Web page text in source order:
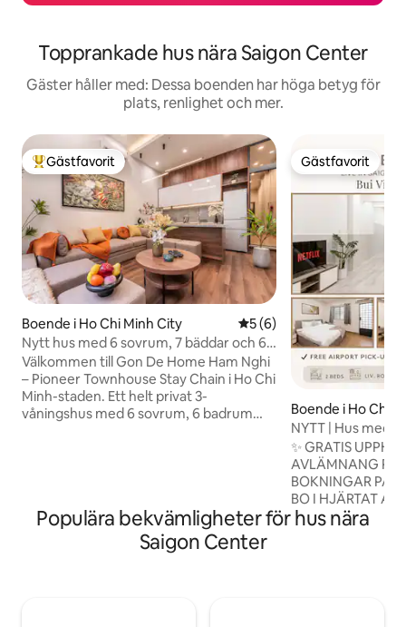
Topprankade hus nära Saigon Center
Gäster håller med: Dessa boenden har höga betyg för
plats, renlighet och mer.
Populär gästfavorit
Gästfavorit
Boende i Ho Chi Minh City 5 av 5 i genomsnittligt
5 (6)
Nytt hus med 6 sovrum, 7 bäddar och 6
toaletter nära Bitexco, Ben Thanh
Välkommen till Gon De Home Ham Nghi
– Pioneer Townhouse Stay Chain i Ho Chi
Minh-staden. Ett helt privat 3-
våningshus med 6 sovrum, 6 badrum
bara 6 minuter bort med bil. 🏡 Privat
tvättstuga inomhus (tvättmaskin,
torktumlare och tvättmedel medföljer).
Gästfavorit
Gästfavorit
Boende i Ho Chi
NYTT | Hus med
Centrala Saigon
✨ GRATIS
AVLÄMNANG PÅ
BOKNINGAR PÅ 4
BO I HJÄRTAT AV
PRIVATA HUS PÅ
Populära bekvämligheter för hus nära
Saigon Center